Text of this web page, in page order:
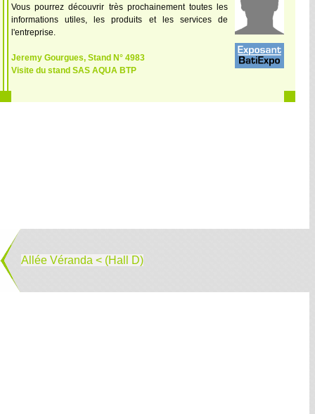
Vous pourrez découvrir très prochainement toutes les
informations utiles, les produits et les services de
l'entreprise.
Jeremy Gourgues, Stand N° 4983
Visite du stand SAS AQUA BTP
Allée Véranda < (Hall D)